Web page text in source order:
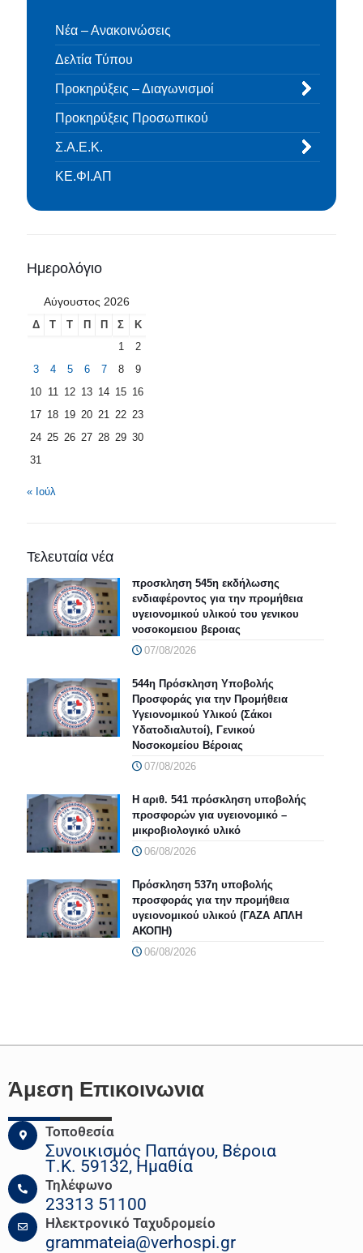
Νέα – Ανακοινώσεις
Δελτία Τύπου
Προκηρύξεις – Διαγωνισμοί
Προκηρύξεις Προσωπικού
Σ.Α.Ε.Κ.
ΚΕ.ΦΙ.ΑΠ
Ημερολόγιο
Αύγουστος 2026
Δ Τ Τ Π Π Σ
Κ
1
2
3
4 5 6 7 8
9
10 11 12 13 14 15 16
17 18 19 20 21 22 23
24 25 26 27 28 29 30
31
« Ιούλ
Τελευταία νέα
προσκληση 545η εκδήλωσης
ενδιαφέροντος για την προμήθεια
υγειονομικού υλικού του γενικου
νοσοκομειου βεροιας
07/08/2026
544η Πρόσκληση Υποβολής
Προσφοράς για την Προμήθεια
Υγειονομικού Υλικού (Σάκοι
Υδατοδιαλυτοί), Γενικού
Νοσοκομείου Βέροιας
07/08/2026
Η αριθ. 541 πρόσκληση υποβολής
προσφορών για υγειονομικό –
μικροβιολογικό υλικό
06/08/2026
Πρόσκληση 537η υποβολής
προσφοράς για την προμήθεια
υγειονομικού υλικού (ΓΑΖΑ ΑΠΛΗ
ΑΚΟΠΗ)
06/08/2026
Άμεση Επικοινωνια
Τοποθεσία
Συνοικισμός Παπάγου, Βέροια
Τ.Κ. 59132, Ημαθία
Τηλέφωνο
23313 51100
Ηλεκτρονικό Ταχυδρομείο
grammateia@verhospi.gr